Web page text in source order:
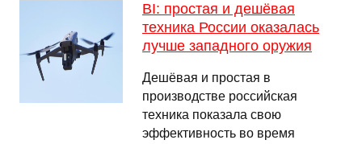
BI: простая и дешёвая
техника России оказалась
лучше западного оружия
Дешёвая и простая в
производстве российская
техника показала свою
эффективность во время